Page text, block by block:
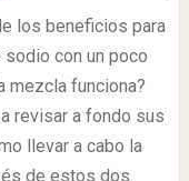
los beneficios para
con un poco
mezcla funciona?
revisar a fondo sus
llevar a cabo la
de estos dos